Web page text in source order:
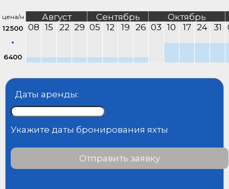
цена/н
12500
6400
Август Сентябрь
Октябрь
08 15 22 29 05 12 19 26 03 10 17 24 31
Даты аренды:
Укажите даты бронирования яхты
Отправить заявку